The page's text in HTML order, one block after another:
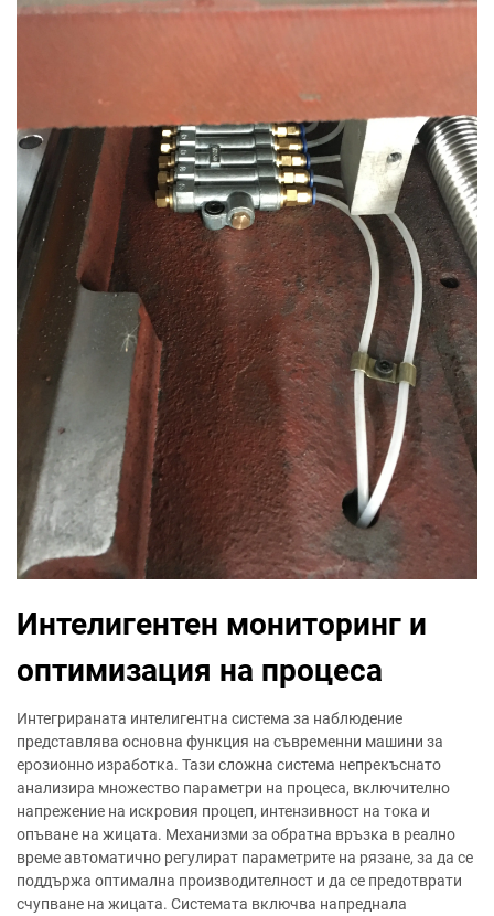
Интелигентен мониторинг и
оптимизация на процеса
Интегрираната интелигентна система за наблюдение
представлява основна функция на съвременни машини за
ерозионно изработка. Тази сложна система непрекъснато
анализира множество параметри на процеса, включително
напрежение на искровия процеп, интензивност на тока и
опъване на жицата. Механизми за обратна връзка в реално
време автоматично регулират параметрите на рязане, за да се
поддържа оптимална производителност и да се предотврати
счупване на жицата. Системата включва напреднала